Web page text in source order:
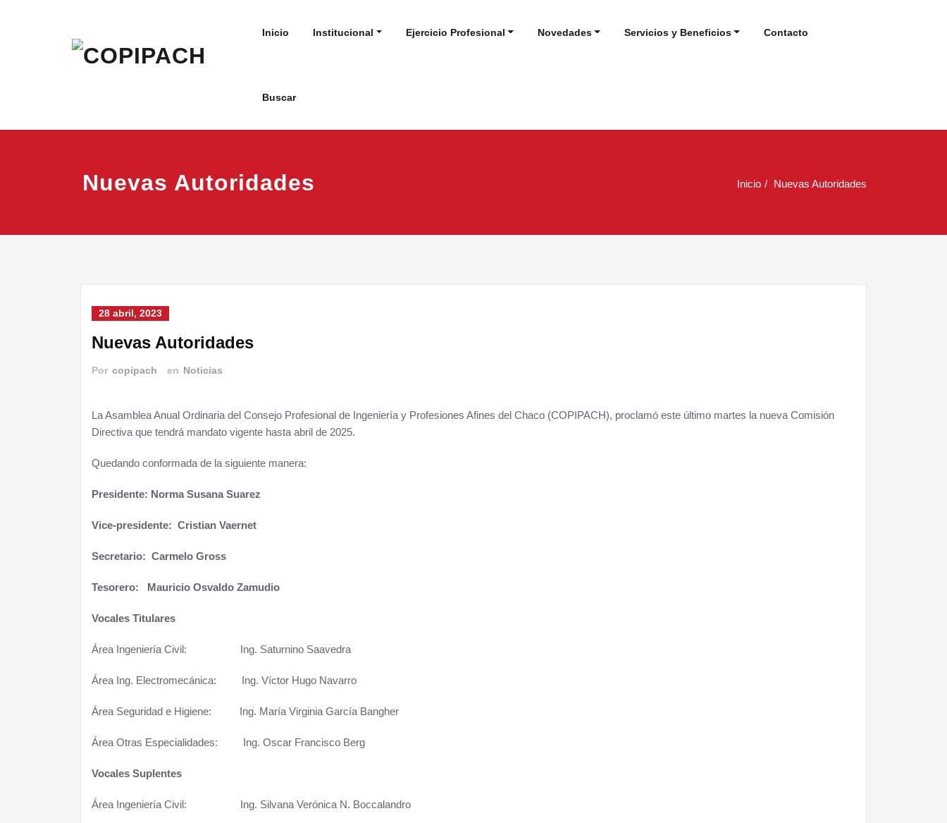
Inicio Institucional Ejercicio Profesional Novedades Servicios y Beneficios Contacto
Buscar
Nuevas Autoridades Inicio Nuevas Autoridades
28 abril, 2023
Nuevas Autoridades
Por copipach en Noticias
La Asamblea Anual Ordinaria del Consejo Profesional de Ingeniería y Profesiones Afines del Chaco (COPIPACH), proclamó este último martes la nueva Comisión
Directiva que tendrá mandato vigente hasta abril de 2025.
Quedando conformada de la siguiente manera:
Presidente: Norma Susana Suarez
Vice-presidente: Cristian Vaernet
Secretario: Carmelo Gross
Tesorero: Mauricio Osvaldo Zamudio
Vocales Titulares
Área Ingeniería Civil: Ing. Saturnino Saavedra
Área Ing. Electromecánica: Ing. Víctor Hugo Navarro
Área Seguridad e Higiene: Ing. María Virginia García Bangher
Área Otras Especialidades: Ing. Oscar Francisco Berg
Vocales Suplentes
Área Ingeniería Civil: Ing. Silvana Verónica N. Boccalandro